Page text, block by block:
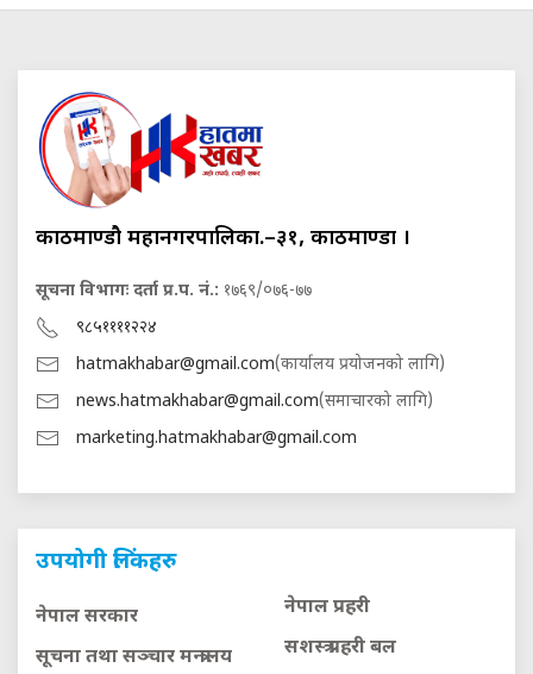
काठमाण्डौ महानगरपालिका.–३१, काठमाण्डौं ।
सूचना विभागः दर्ता प्र.प. नं.: १७६९/०७६-७७
९८५११११२२४
hatmakhabar@gmail.com(कार्यालय प्रयोजनको लागि)
news.hatmakhabar@gmail.com(समाचारको लागि)
marketing.hatmakhabar@gmail.com
उपयोगी लिंकहरु
नेपाल सरकार
सूचना तथा सञ्चार मन्त्रालय
नेपाल प्रहरी
सशस्त्र प्रहरी बल